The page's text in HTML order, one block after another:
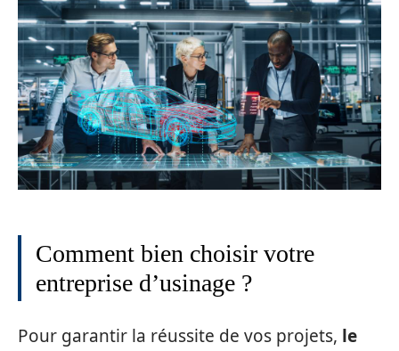
Comment bien choisir votre
entreprise d’usinage ?
Pour garantir la réussite de vos projets, le